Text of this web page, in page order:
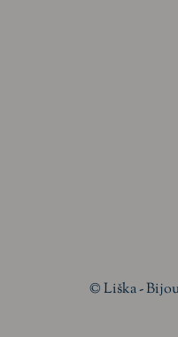
© Liška -